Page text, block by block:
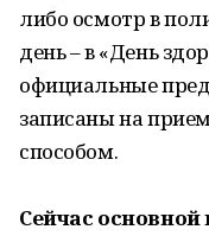
либо осмотр в
день – в «День
официальные
записаны на
способом.
Сейчас основной